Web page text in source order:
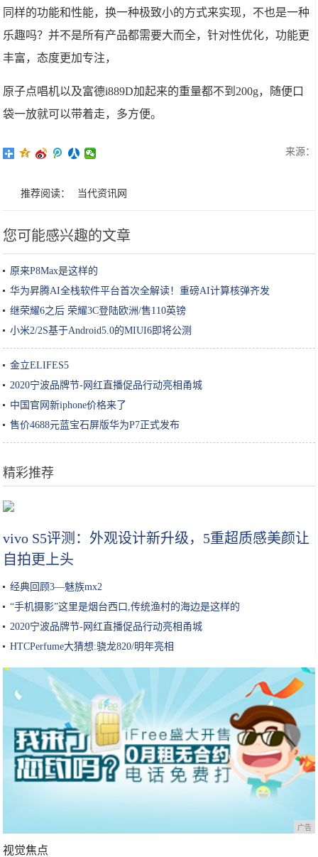
同样的功能和性能，换一种极致小的方式来实现，不也是一种
乐趣吗？并不是所有产品都需要大而全，针对性优化，功能更
丰富，态度更加专注，
原子点唱机以及富德i889D加起来的重量都不到200g，随便口
袋一放就可以带着走，多方便。
来源：
推荐阅读： 当代资讯网
您可能感兴趣的文章
原来P8Max是这样的
华为昇腾AI全栈软件平台首次全解读！重磅AI计算核弹齐发
继荣耀6之后 荣耀3C登陆欧洲/售110英镑
小米2/2S基于Android5.0的MIUI6即将公测
金立ELIFES5
2020宁波品牌节-网红直播促品行动亮相甬城
中国官网新iphone价格来了
售价4688元蓝宝石屏版华为P7正式发布
精彩推荐
vivo S5评测：外观设计新升级，5重超质感美颜让
自拍更上头
经典回顾3—魅族mx2
“手机摄影”这里是烟台西口,传统渔村的海边是这样的
2020宁波品牌节-网红直播促品行动亮相甬城
HTCPerfume大猜想:骁龙820/明年亮相
广告
视觉焦点